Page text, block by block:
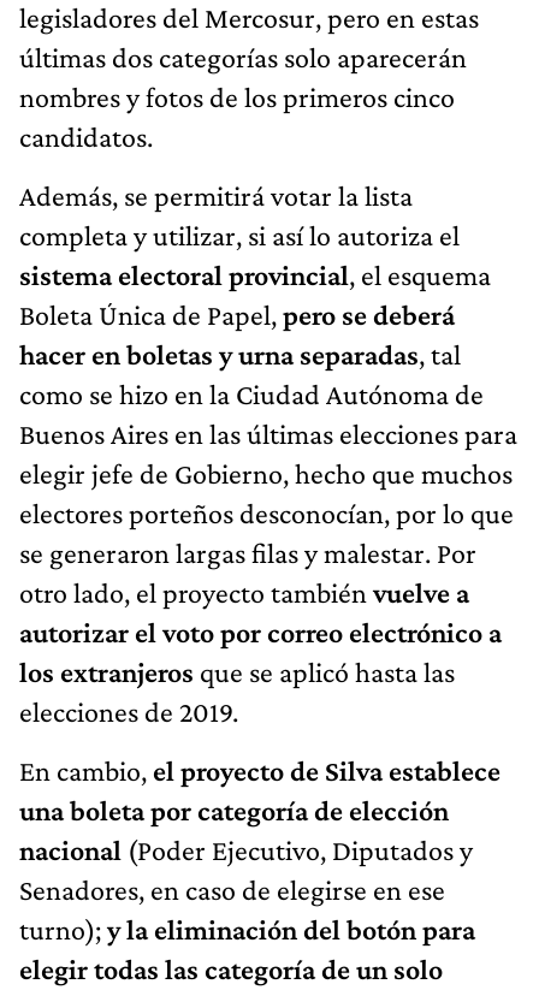
legisladores del Mercosur, pero en estas
últimas dos categorías solo aparecerán
nombres y fotos de los primeros cinco
candidatos.
Además, se permitirá votar la lista
completa y utilizar, si así lo autoriza el
sistema electoral provincial, el esquema
Boleta Única de Papel,pero se deberá
hacer en boletas y urna separadas, tal
como se hizo en la Ciudad Autónoma de
Buenos Aires en las últimas elecciones para
elegir jefe de Gobierno, hecho que muchos
electores porteños desconocían, por lo que
se generaron largas filas y malestar. Por
otro lado, el proyecto tambiénvuelve a
autorizar el voto por correo electrónico a
los extranjeros que se aplicó hasta las
elecciones de 2019.
En cambio, el proyecto de Silva establece
una boleta por categoría de elección
nacional (Poder Ejecutivo, Diputados y
Senadores, en caso de elegirse en ese
turno);y la eliminación del botón para
elegir todas las categoría de un solo